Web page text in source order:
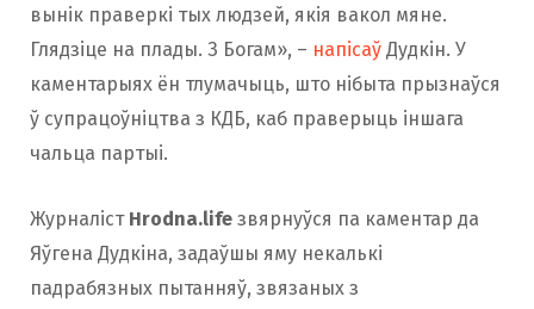
вынік праверкі тых людзей, якія вакол мяне.
Глядзіце на плады. З Богам», – напісаў Дудкін. У
каментарыях ён тлумачыць, што нібыта прызнаўся
ў супрацоўніцтва з КДБ, каб праверыць іншага
чальца партыі.
Журналіст Hrodna.life звярнуўся па каментар да
Яўгена Дудкіна, задаўшы яму некалькі
падрабязных пытанняў, звязаных з